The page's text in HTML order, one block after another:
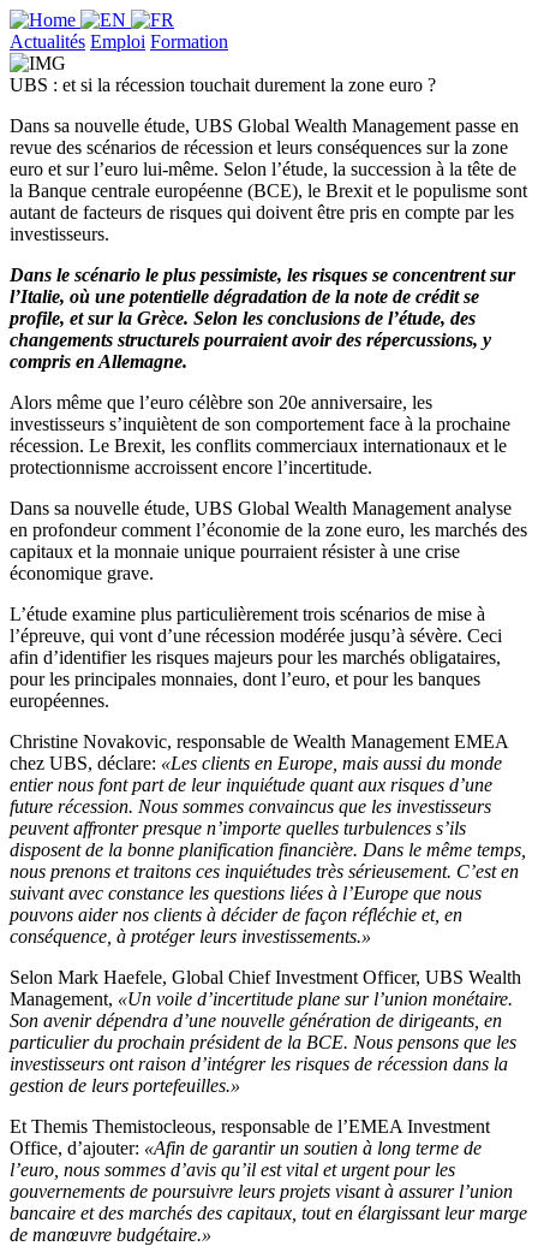
Actualités Emploi Formation
UBS : et si la récession touchait durement la zone euro ?
Dans sa nouvelle étude, UBS Global Wealth Management passe en
revue des scénarios de récession et leurs conséquences sur la zone
euro et sur l’euro lui-même. Selon l’étude, la succession à la tête de
la Banque centrale européenne (BCE), le Brexit et le populisme sont
autant de facteurs de risques qui doivent être pris en compte par les
investisseurs.
Dans le scénario le plus pessimiste, les risques se concentrent sur
l’Italie, où une potentielle dégradation de la note de crédit se
profile, et sur la Grèce. Selon les conclusions de l’étude, des
changements structurels pourraient avoir des répercussions, y
compris en Allemagne.
Alors même que l’euro célèbre son 20e anniversaire, les
investisseurs s’inquiètent de son comportement face à la prochaine
récession. Le Brexit, les conflits commerciaux internationaux et le
protectionnisme accroissent encore l’incertitude.
Dans sa nouvelle étude, UBS Global Wealth Management analyse
en profondeur comment l’économie de la zone euro, les marchés des
capitaux et la monnaie unique pourraient résister à une crise
économique grave.
L’étude examine plus particulièrement trois scénarios de mise à
l’épreuve, qui vont d’une récession modérée jusqu’à sévère. Ceci
afin d’identifier les risques majeurs pour les marchés obligataires,
pour les principales monnaies, dont l’euro, et pour les banques
européennes.
Christine Novakovic, responsable de Wealth Management EMEA
chez UBS, déclare: «Les clients en Europe, mais aussi du monde
entier nous font part de leur inquiétude quant aux risques d’une
future récession. Nous sommes convaincus que les investisseurs
peuvent affronter presque n’importe quelles turbulences s’ils
disposent de la bonne planification financière. Dans le même temps,
nous prenons et traitons ces inquiétudes très sérieusement. C’est en
suivant avec constance les questions liées à l’Europe que nous
pouvons aider nos clients à décider de façon réfléchie et, en
conséquence, à protéger leurs investissements.»
Selon Mark Haefele, Global Chief Investment Officer, UBS Wealth
Management, «Un voile d’incertitude plane sur l’union monétaire.
Son avenir dépendra d’une nouvelle génération de dirigeants, en
particulier du prochain président de la BCE. Nous pensons que les
investisseurs ont raison d’intégrer les risques de récession dans la
gestion de leurs portefeuilles.»
Et Themis Themistocleous, responsable de l’EMEA Investment
Office, d’ajouter: «Afin de garantir un soutien à long terme de
l’euro, nous sommes d’avis qu’il est vital et urgent pour les
gouvernements de poursuivre leurs projets visant à assurer l’union
bancaire et des marchés des capitaux, tout en élargissant leur marge
de manœuvre budgétaire.»